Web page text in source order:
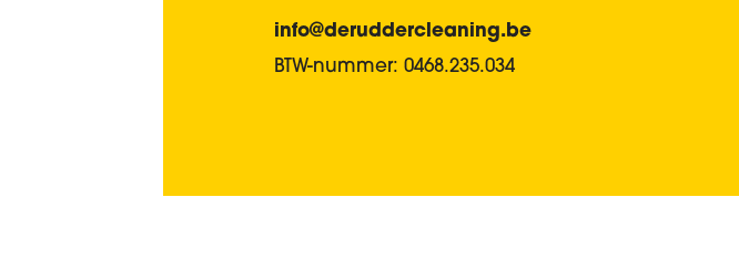
info@deruddercleaning.be
BTW-nummer: 0468.235.034